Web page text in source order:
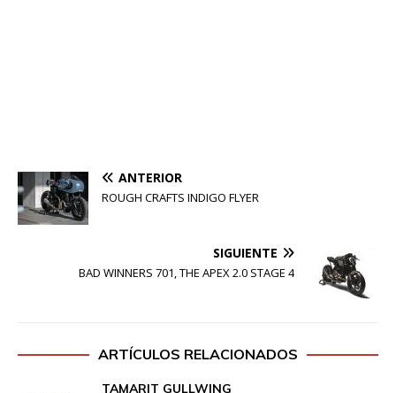
ANTERIOR
ROUGH CRAFTS INDIGO FLYER
SIGUIENTE
BAD WINNERS 701, THE APEX 2.0 STAGE 4
ARTÍCULOS RELACIONADOS
TAMARIT GULLWING